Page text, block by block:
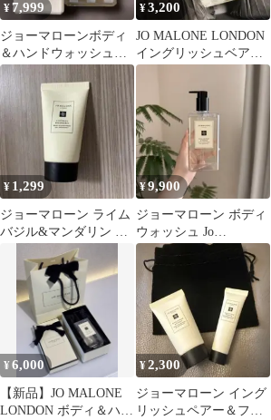
¥7,999
ジョーマローンボディ
＆ハンドウォッシュ＆
ローション訳有新品未
使用品 ２種の香り
¥3,200
JO MALONE LONDON
イングリッシュベアー
&フリージア＆
¥ 1,299
ジョーマローン ライム
バジル&マンダリン ボ
ディ&ハンドウォッシ
ュ 30ml
¥9,900
ジョーマローン ボディ
ウォッシュ Jo
MALONE 500ml
¥6,000
【新品】JO MALONE
LONDON ボディ＆ハン
¥2,300
ジョーマローン イング
リッシュペアー＆フリ